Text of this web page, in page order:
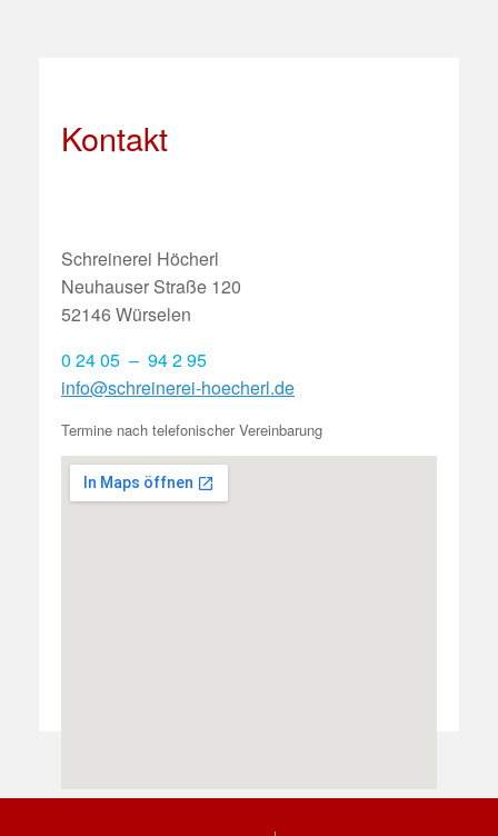
Kontakt
Schreinerei Höcherl
Neuhauser Straße 120
52146 Würselen
0 24 05 – 94 2 95
info@schreinerei-hoecherl.de
Termine nach telefonischer Vereinbarung